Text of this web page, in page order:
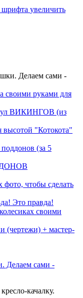
шрифта увеличить
Делаем сами -
своими руками для
ВИКИНГОВ (из
высотой "Котокота"
(за 5
чтобы сделать
Это правда!
своими
(чертежи) + мастер-
качалку.